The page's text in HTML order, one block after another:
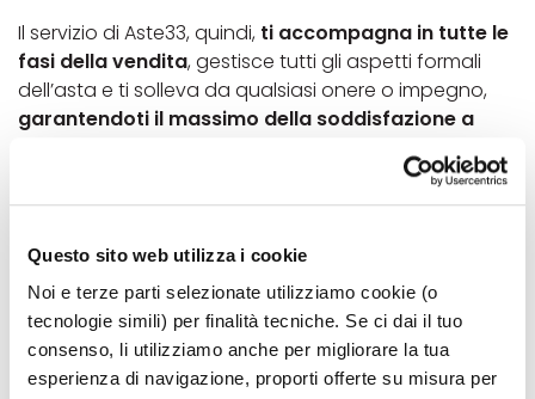
Questo sito web utilizza i cookie
Noi e terze parti selezionate utilizziamo cookie (o
tecnologie simili) per finalità tecniche. Se ci dai il tuo
consenso, li utilizziamo anche per migliorare la tua
esperienza di navigazione, proporti offerte su misura per
Il servizio di Aste33, quindi, ti accompagna in tutte le
fasi della vendita, gestisce tutti gli aspetti formali
dell’asta e ti solleva da qualsiasi onere o impegno,
garantendoti il massimo della soddisfazione a
Il metodo di Aste33 per la vendita all’asta di vini
pregiati e bottiglie di eccellenza è semplice, rodato
e di sicuro successo. Se vuoi sapere di più sulle aste
di vino organizzate da Aste33, sul nostro servizio e su
quello che possiamo offrirti, contattaci.